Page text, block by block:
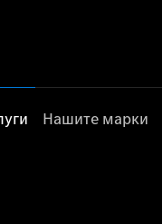
Нашите марки